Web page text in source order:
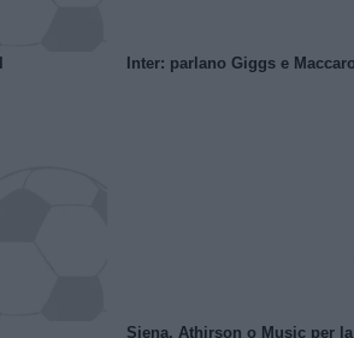
Inter: parlano Giggs e
Siena, Athirson o Music per